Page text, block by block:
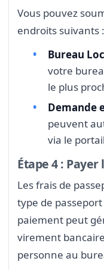
Vous pouvez
endroits suivants :
Bureau
votre
le plus
Demande
peuvent
via le
Étape 4 : Payer
Les frais de
type de
paiement peut
virement
personne au